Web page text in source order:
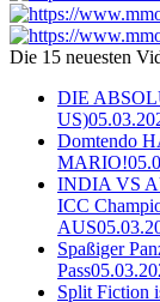
Die 15 neuesten
DIE
US)
Domtendo
MARIO!
INDIA VS
ICC
AUS
Spaßiger
Pass
Split Fiction